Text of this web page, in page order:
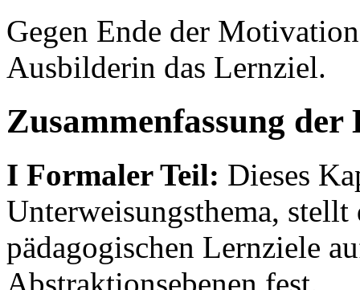
Gegen Ende der
Ausbilderin das Lernziel.
Zusammenfassung der
I Formaler Teil: Dieses
Unterweisungsthema,
pädagogischen Lernziele
Abstraktionsebenen fest.